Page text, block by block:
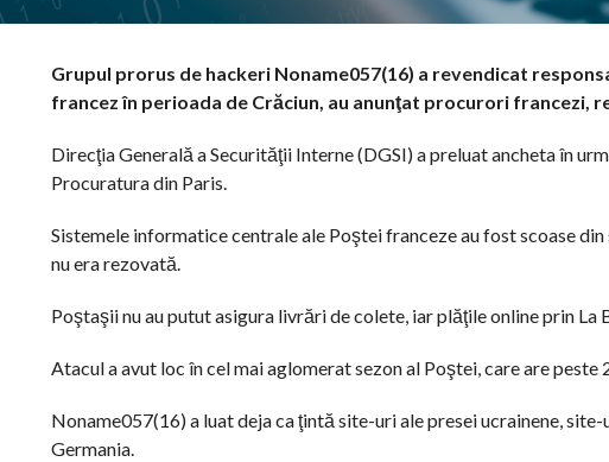
Grupul prorus de hackeri Noname057(16) a revendicat
francez în perioada de Crăciun, au anunţat procurori francezi,
Direcţia Generală a Securităţii Interne (DGSI) a preluat ancheta în
Procuratura din Paris.
Sistemele informatice centrale ale Poştei franceze au fost scoase
nu era rezovată.
Poştaşii nu au putut asigura livrări de colete, iar plăţile online prin La
Atacul a avut loc în cel mai aglomerat sezon al Poştei, care are peste
Noname057(16) a luat deja ca ţintă site-uri ale presei ucrainene,
Germania.